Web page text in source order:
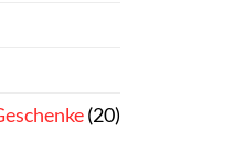
(20)